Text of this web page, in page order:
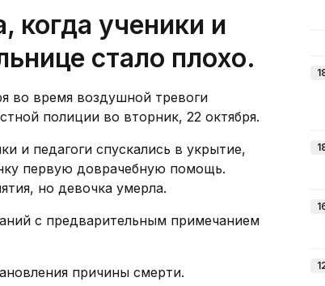
когда ученики и
стало плохо.
во время воздушной тревоги
полиции во вторник, 22 октября.
и педагоги спускались в укрытие,
первую доврачебную помощь.
но девочка умерла.
с предварительным примечанием
причины смерти.